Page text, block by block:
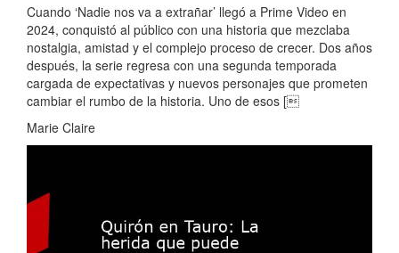
Cuando ‘Nadie nos va a extrañar’ llegó a Prime Video en
2024, conquistó al público con una historia que mezclaba
nostalgia, amistad y el complejo proceso de crecer. Dos años
después, la serie regresa con una segunda temporada
cargada de expectativas y nuevos personajes que prometen
cambiar el rumbo de la historia. Uno de esos [
Marie Claire